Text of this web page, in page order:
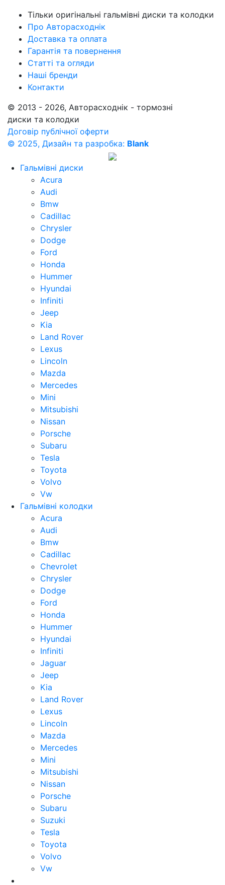
Тільки оригінальні гальмівні диски та колодки
Про Авторасходнік
Доставка та оплата
Гарантія та повернення
Статті та огляди
Наші бренди
Контакти
© 2013 - 2026, Авторасходнік - тормозні
диски та колодки
Договір публічної оферти
© 2025, Дизайн та разробка: Blank
Гальмівні диски
Acura
Audi
Bmw
Cadillac
Chrysler
Dodge
Ford
Honda
Hummer
Hyundai
Infiniti
Jeep
Kia
Land Rover
Lexus
Lincoln
Mazda
Mercedes
Mini
Mitsubishi
Nissan
Porsche
Subaru
Tesla
Toyota
Volvo
Vw
Гальмівні колодки
Acura
Audi
Bmw
Cadillac
Chevrolet
Chrysler
Dodge
Ford
Honda
Hummer
Hyundai
Infiniti
Jaguar
Jeep
Kia
Land Rover
Lexus
Lincoln
Mazda
Mercedes
Mini
Mitsubishi
Nissan
Porsche
Subaru
Suzuki
Tesla
Toyota
Volvo
Vw